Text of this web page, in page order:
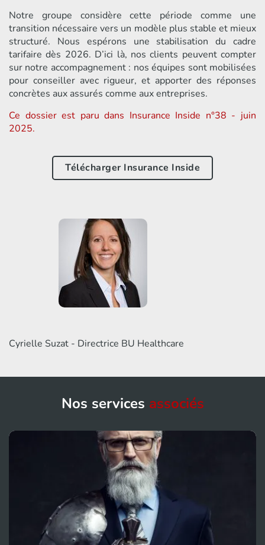
Notre groupe considère cette période comme une
transition nécessaire vers un modèle plus stable et mieux
structuré. Nous espérons une stabilisation du cadre
tarifaire dès 2026. D’ici là, nos clients peuvent compter
sur notre accompagnement : nos équipes sont mobilisées
pour conseiller avec rigueur, et apporter des réponses
concrètes aux assurés comme aux entreprises.
Ce dossier est paru dans Insurance Inside n°38 - juin
2025.
Télécharger Insurance Inside
Cyrielle Suzat - Directrice BU Healthcare
Nos services associés